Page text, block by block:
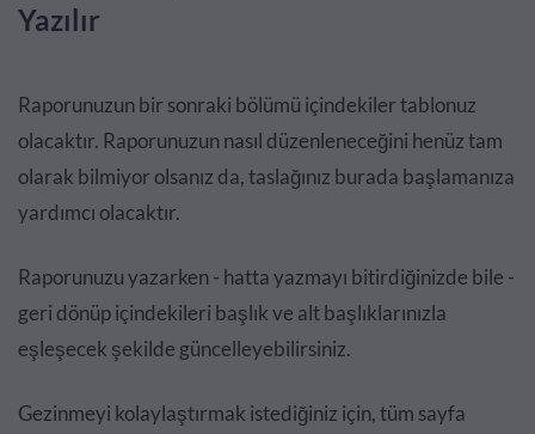
Yazılır
Raporunuzun bir sonraki bölümü içindekiler tablonuz
olacaktır. Raporunuzun nasıl düzenleneceğini henüz tam
olarak bilmiyor olsanız da, taslağınız burada başlamanıza
yardımcı olacaktır.
Raporunuzu yazarken - hatta yazmayı bitirdiğinizde bile -
geri dönüp içindekileri başlık ve alt başlıklarınızla
eşleşecek şekilde güncelleyebilirsiniz.
Gezinmeyi kolaylaştırmak istediğiniz için, tüm sayfa